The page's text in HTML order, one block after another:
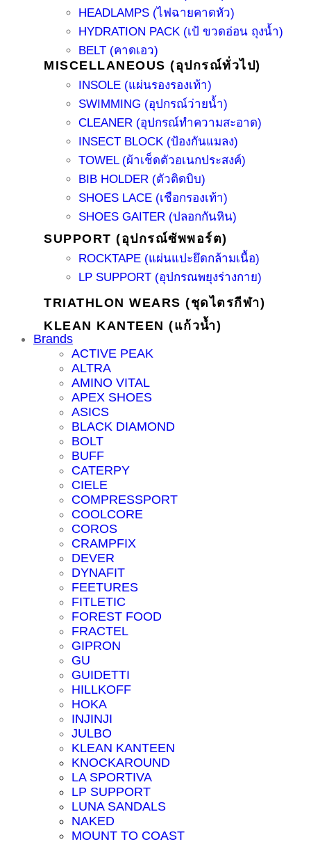
HEADLAMPS (ไฟฉายคาดหัว)
HYDRATION PACK (เป้ ขวดอ่อน ถุงน้ำ)
BELT (คาดเอว)
MISCELLANEOUS (อุปกรณ์ทั่วไป)
INSOLE (แผ่นรองรองเท้า)
SWIMMING (อุปกรณ์ว่ายน้ำ)
CLEANER (อุปกรณ์ทำความสะอาด)
INSECT BLOCK (ป้องกันแมลง)
TOWEL (ผ้าเช็ดตัวอเนกประสงค์)
BIB HOLDER (ตัวติดบิบ)
SHOES LACE (เชือกรองเท้า)
SHOES GAITER (ปลอกกันหิน)
SUPPORT (อุปกรณ์ซัพพอร์ต)
ROCKTAPE (แผ่นแปะยึดกล้ามเนื้อ)
LP SUPPORT (อุปกรณพยุงร่างกาย)
TRIATHLON WEARS (ชุดไตรกีฬา)
KLEAN KANTEEN (แก้วน้ำ)
Brands
ACTIVE PEAK
ALTRA
AMINO VITAL
APEX SHOES
ASICS
BLACK DIAMOND
BOLT
BUFF
CATERPY
CIELE
COMPRESSPORT
COOLCORE
COROS
CRAMPFIX
DEVER
DYNAFIT
FEETURES
FITLETIC
FOREST FOOD
FRACTEL
GIPRON
GU
GUIDETTI
HILLKOFF
HOKA
INJINJI
JULBO
KLEAN KANTEEN
KNOCKAROUND
LA SPORTIVA
LP SUPPORT
LUNA SANDALS
NAKED
MOUNT TO COAST